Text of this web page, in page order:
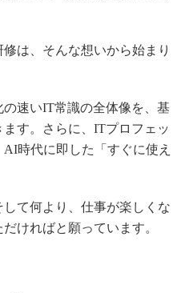
は、そんな想いから始まり
速いIT常識の全体像を、基
す。さらに、ITプロフェッ
時代に即した「すぐに使え
て何より、仕事が楽しくな
ければと願っています。